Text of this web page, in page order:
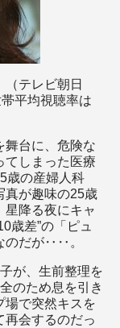
テレビ朝日
平均視聴率は
台に、危険な
てしまった医療
歳の産婦人科
真が趣味の25歳
星降る夜にキャ
歳差”の「ピュ
のだが‥‥。
が、生前整理を
のため息を引き
場で突然キスを
再会するのだっ